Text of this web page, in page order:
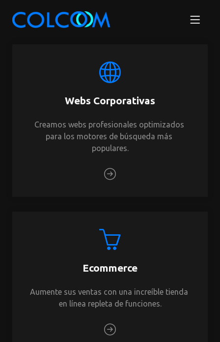
Webs Corporativas
Creamos webs profesionales optimizados
para los motores de búsqueda más
populares.
Ecommerce
Aumente sus ventas con una increíble tienda
en línea repleta de funciones.